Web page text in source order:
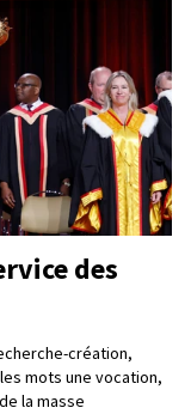
des
création,
mots une vocation,
la masse